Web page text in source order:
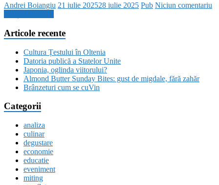
Andrei Boiangiu 21 iulie 202528 iulie 2025 Pub Niciun comentariu
Articole recente
Cultura Țestului în Oltenia
Datoria publică a Statelor Unite
Japonia, oglinda viitorului?
Almond Butter Sunday Bites: gust de migdale, fără zahăr
Brânzeturi cum se cuVin
Categorii
analiza
culinar
degustare
economie
educatie
eveniment
miting